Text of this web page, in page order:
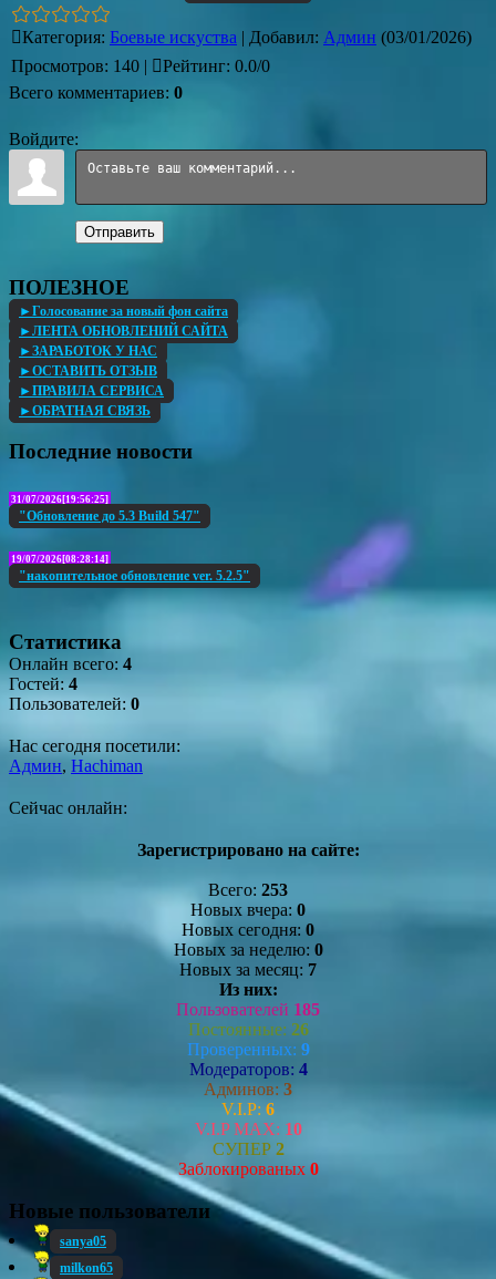
Категория: Боевые искуства | Добавил: Админ (03/01/2026)
Просмотров: 140 | Рейтинг: 0.0/0
Всего комментариев: 0
Войдите:
Отправить
ПОЛЕЗНОЕ
►Голосование за новый фон сайта
►ЛЕНТА ОБНОВЛЕНИЙ САЙТА
►ЗАРАБОТОК У НАС
►ОСТАВИТЬ ОТЗЫВ
►ПРАВИЛА СЕРВИСА
►ОБРАТНАЯ СВЯЗЬ
Последние новости
31/07/2026[19:56:25]
"Обновление до 5.3 Build 547"
19/07/2026[08:28:14]
"накопительное обновление ver. 5.2.5"
Статистика
Онлайн всего: 4
Гостей: 4
Пользователей: 0
Нас сегодня посетили:
Админ, Hachiman
Сейчас онлайн:
Зарегистрировано на сайте:
Всего: 253
Новых вчера: 0
Новых сегодня: 0
Новых за неделю: 0
Новых за месяц: 7
Из них:
Пользователей 185
Постоянные: 26
Проверенных: 9
Модераторов: 4
Админов: 3
V.I.P: 6
V.I.P MAX: 10
СУПЕР 2
Заблокированых 0
Новые пользователи
sanya05
milkon65